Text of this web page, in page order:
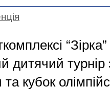
дитячий турнір
кубок